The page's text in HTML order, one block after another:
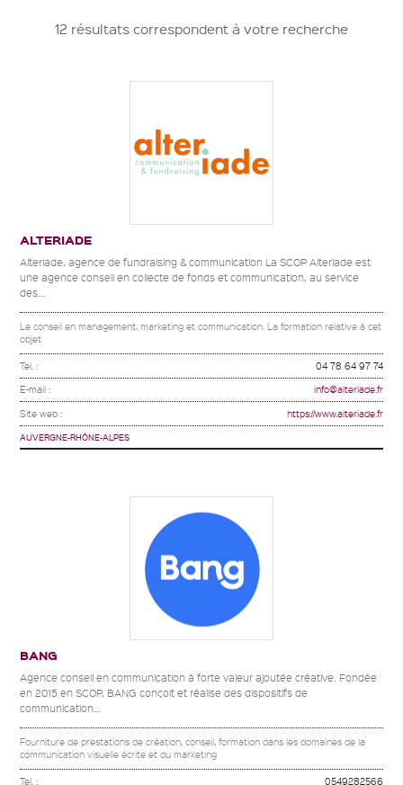
12 résultats correspondent à votre recherche
ALTERIADE
Alteriade, agence de fundraising & communication La SCOP Alteriade est
une agence conseil en collecte de fonds et communication, au service
des...
Le conseil en management, marketing et communication. La formation relative à cet
objet
Tel. : 04 78 64 97 74
E-mail : info@alteriade.fr
Site web : https://www.alteriade.fr
AUVERGNE-RHÔNE-ALPES
BANG
Agence conseil en communication à forte valeur ajoutée créative. Fondée
en 2015 en SCOP, BANG conçoit et réalise des dispositifs de
communication...
Fourniture de prestations de création, conseil, formation dans les domaines de la
communication visuelle écrite et du marketing
Tel. : 0549282566